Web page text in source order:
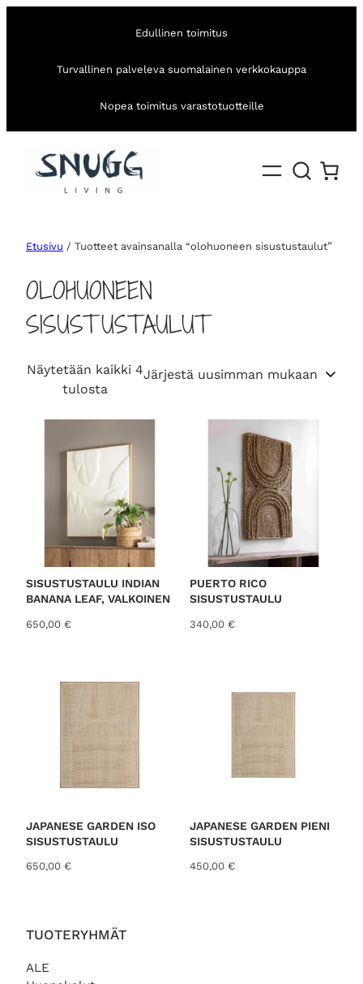
Edullinen toimitus
Turvallinen palveleva suomalainen verkkokauppa
Nopea toimitus varastotuotteille
TUOTERYHMÄT
ALE
Etusivu / Tuotteet avainsanalla “olohuoneen sisustustaulut”
OLOHUONEEN
SISUSTUSTAULUT
Näytetään kaikki 4
tulostaS
t
d
b
y
l
a
t
e
SISUSTUSTAULU INDIAN
BANANA LEAF, VALKOINEN
650,00 €
PUERTO RICO
SISUSTUSTAULU
340,00 €
JAPANESE GARDEN ISO
SISUSTUSTAULU
650,00 €
JAPANESE GARDEN PIENI
SISUSTUSTAULU
450,00 €